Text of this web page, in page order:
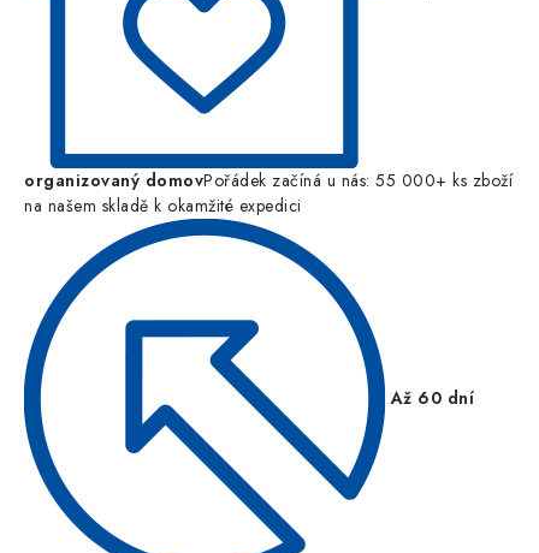
organizovaný domovPořádek začíná u nás: 55 000+ ks zboží
na našem skladě k okamžité expedici
Až 60 dní